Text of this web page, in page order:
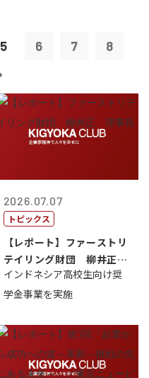
5 6 7 8
2026.07.07
トピックス
【レポート】ファーストリ
テイリング財団 柳井正
理事長
インドネシア高校生向け奨
学金事業を実施